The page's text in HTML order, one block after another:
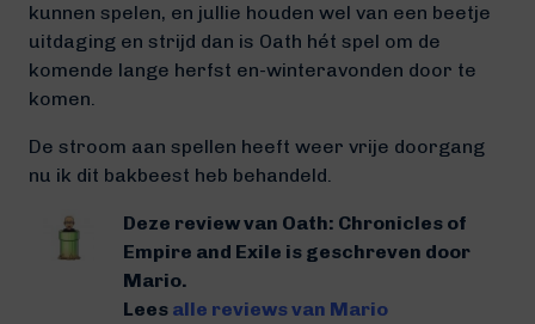
kunnen spelen, en jullie houden wel van een beetje
uitdaging en strijd dan is Oath hét spel om de
komende lange herfst en-winteravonden door te
komen.
De stroom aan spellen heeft weer vrije doorgang
nu ik dit bakbeest heb behandeld.
Deze review van Oath: Chronicles of
Empire and Exile is geschreven door
Mario.
Lees alle reviews van Mario